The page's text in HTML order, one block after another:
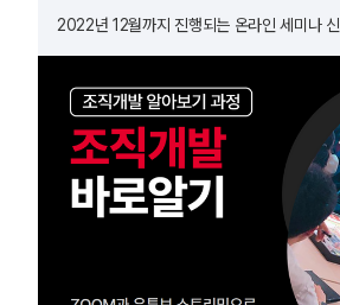
2022년 12월까지 진행되는 온라인 세미나